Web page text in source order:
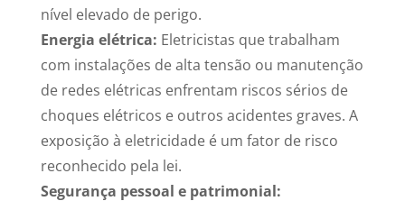
nível elevado de perigo.
Energia elétrica: Eletricistas que trabalham
com instalações de alta tensão ou manutenção
de redes elétricas enfrentam riscos sérios de
choques elétricos e outros acidentes graves. A
exposição à eletricidade é um fator de risco
reconhecido pela lei.
Segurança pessoal e patrimonial: